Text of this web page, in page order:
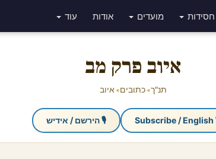
חסידות מועדים אודות עוד
איוב פרק מב
תנ"ך ◂ כתובים ◂ איוב
🎙 🎙 הירשם / אידיש